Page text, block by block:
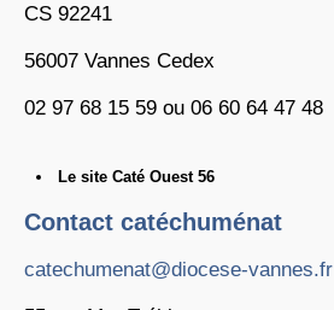
CS 92241
56007 Vannes Cedex
02 97 68 15 59 ou 06 60 64 47 48
Le site Caté Ouest 56
Contact catéchuménat
catechumenat@diocese-vannes.fr